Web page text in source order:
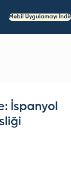
Mobil Uygulamayı İndir
İspanyol